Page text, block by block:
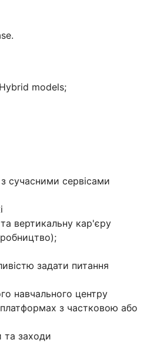
models;
з сучасними сервісами
вертикальну кар'єру
задати питання
навчального центру
з частковою або
та заходи